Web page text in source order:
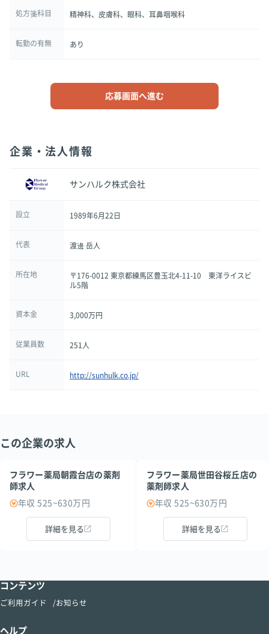
処方箋科目 精神科、皮膚科、眼科、耳鼻咽喉科
転勤の有無 あり
応募画面へ進む
企業・法人情報
サンハルク株式会社
設立 1989年6月22日
代表 渡邊 岳人
所在地
〒176-0012 東京都練馬区豊玉北4-11-10 東洋ライスビ
ル5階
資本金 3,000万円
従業員数 251人
URL http://sunhulk.co.jp/
この企業の求人
フラワー薬局朝霞台店の薬剤
師求人
年収 525~630万円
詳細を見る
フラワー薬局世田谷桜丘店の
薬剤師求人
年収 525~630万円
詳細を見る
コンテンツ
ご利用ガイド お知らせ
ヘルプ